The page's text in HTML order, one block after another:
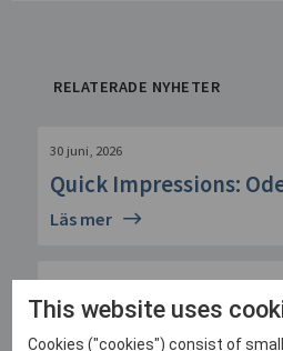
RELATERADE NYHETER
30 juni, 2026
Quick Impressions:
Läs mer
Martin Kragh host of
This website uses
Cookies ("cookies") consist of